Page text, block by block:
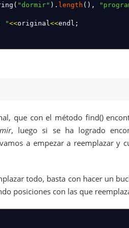
( "dormir" ) . length ( ) ,
"<<original <<endl ;
que con el método find()
, luego si se ha logrado
a empezar a reemplazar y
todo, basta con hacer un
posiciones con las que